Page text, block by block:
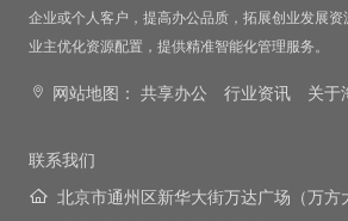
企业或个人客户，提高办公品质，拓展创业发展
业主优化资源配置，提供精准智能化管理服务。
网站地图： 共享办公 行业资讯 关于
联系我们
北京市通州区新华大街万达广场（万